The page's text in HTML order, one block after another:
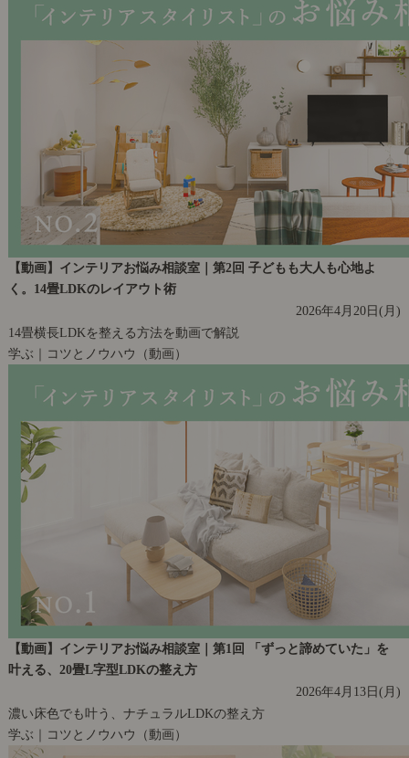
【動画】インテリアお悩み相談室｜第2回 子どもも大人も心地よ
く。14畳LDKのレイアウト術
2026年4月20日(月)
14畳横長LDKを整える方法を動画で解説
学ぶ｜コツとノウハウ（動画）
【動画】インテリアお悩み相談室｜第1回 「ずっと諦めていた」を
叶える、20畳L字型LDKの整え方
2026年4月13日(月)
濃い床色でも叶う、ナチュラルLDKの整え方
学ぶ｜コツとノウハウ（動画）